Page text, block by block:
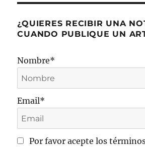
se
cumplen.
¿QUIERES RECIBIR UNA
CUANDO PUBLIQUE UN
Nombre*
Email*
Por favor acepte los